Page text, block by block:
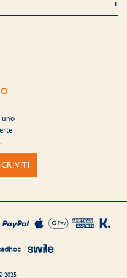
uno
2025